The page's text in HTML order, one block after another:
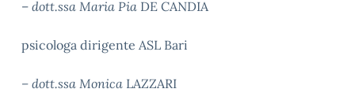
– dott.ssa Maria Pia DE CANDIA
psicologa dirigente ASL Bari
– dott.ssa Monica LAZZARI